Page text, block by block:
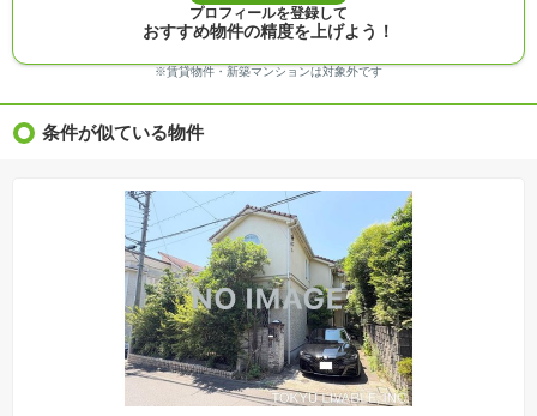
※完成予想図はいずれも外構、植栽、外観等実際のものとは多少異なることがあります。
※モデルルーム・モデルハウス・展示場・ショールームの画像の場合、今回販売の物件と異な
※ＣＧ合成の画像の場合、実際とは多少異なる場合があります。
※物件特徴：販売戸数が複数の物件は、全ての住戸に該当しない項目もあります。
※価格更新：物件価格が変更された日から１週間表示されます。
※建築条件土地の情報内に掲載されている、建物プラン例は、土地購入者の設計プランの参考
の一例であって、プランの採用可否は任意です。
※土地（建築条件なし）で「建物プラン例」が表記してある時、そのプラン例は特定の建築請
負会社によるもので、当該建築請負会社以外で建てた場合、同様のものが同価格で建てられる
とは限りません。また建築請負会社を特定するものではありません。
※建築条件付き土地とは、その土地に建築する建物の建築請負契約が、一定期間内に成立する
ことを条件として売買される土地のことをいいます。建築請負契約成立に向けて設計プランを
協議するため、土地購入者が自己の希望する建物の設計協議をするために必要な相当の期間の
交渉期間が設定され、その期間内で希望を満たすプランが実現できたかどうかにより結論を出
します。なお、この期間は概ね3ヶ月程度とされています。納得のいくプランが出来ず、建築請
負契約が成立しない場合、土地売買契約は白紙に戻り、土地契約にかかった代金（土地代金、
手付金など）は名目のいかんに関わらず、全て返却されます。
※課税対象物件の「価格」や「費用等」は消費税込みの「総額表示」で統一しています。
プロフィールを登録して
おすすめ物件の精度を上げよう！
※賃貸物件・新築マンションは対象外です
条件が似ている物件